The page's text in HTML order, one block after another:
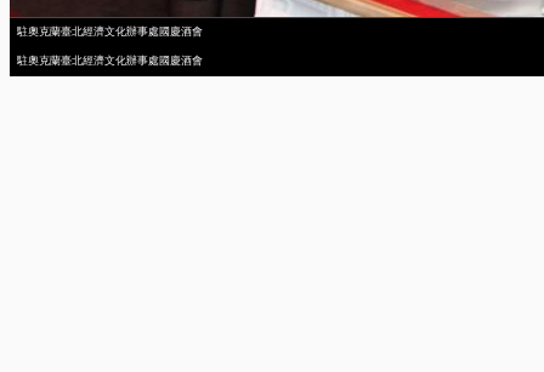
駐奧克蘭臺北經濟文化辦事處國慶酒會
駐奧克蘭臺北經濟文化辦事處國慶酒會